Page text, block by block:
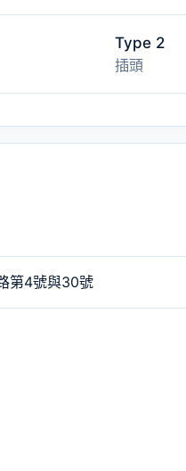
Type 2
插頭
第4號與30號